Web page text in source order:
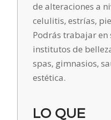
de alteraciones a
celulitis, estrías,
Podrás trabajar en
institutos de
spas, gimnasios,
estética.
LO QUE